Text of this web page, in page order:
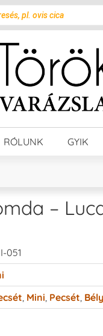
RÓLUNK GYIK
–
051
Mini Pecsét